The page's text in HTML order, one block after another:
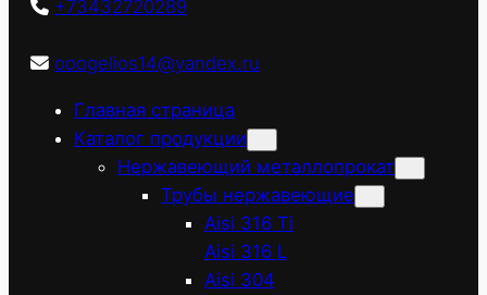
+73432720289
ooogelios14@yandex.ru
Главная страница
Каталог продукции
Нержавеющий металлопрокат
Трубы нержавеющие
Aisi 316 Ti
Aisi 316 L
Aisi 304